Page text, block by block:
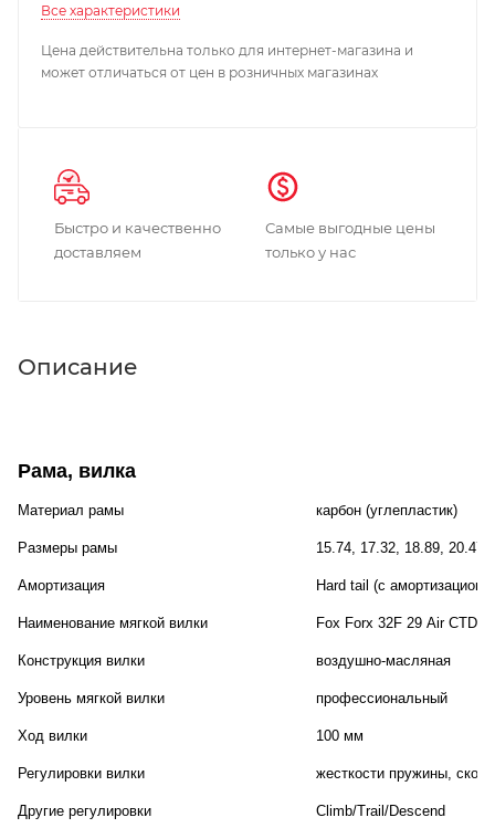
Все характеристики
Цена действительна только для интернет-магазина и
может отличаться от цен в розничных магазинах
Быстро и качественно
доставляем
Самые выгодные цены
только у нас
Описание
Рама, вилка
Материал рамы карбон (углепластик)
Размеры рамы 15.74, 17.32, 18.89,
Амортизация Hard tail (с
Наименование мягкой вилки Fox Forx 32F 29 Air CTD
Конструкция вилки воздушно-масляная
Уровень мягкой вилки профессиональный
Ход вилки 100 мм
Регулировки вилки жесткости пружины,
Другие регулировки Climb/Trail/Descend